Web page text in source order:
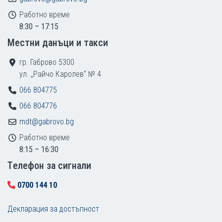
Работно време
8:30 – 17:15
Местни данъци и такси
гр. Габрово 5300
ул. „Райчо Каролев“ № 4
066 804775
066 804776
mdt@gabrovo.bg
Работно време
8:15 – 16:30
Tелефон за сигнали
0700 144 10
Декларация за достъпност